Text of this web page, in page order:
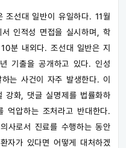
조선대 일반이 유일하다. 11월
인적성 면접을 실시하며, 학
분 내외다. 조선대 일반은 지
기출을 공개하고 있다. 인성
는 사건이 자주 발생한다. 이
강화, 댓글 실명제를 법률화하
억압하는 조처라고 반대한다.
사로서 진료를 수행하는 동안
자가 있다면 어떻게 대처하겠